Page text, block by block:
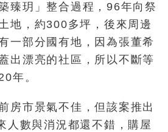
臻玥」整合過程，96年向祭
地，約300多坪，後來周邊
一部分國有地，因為張董希
出漂亮的社區，所以不斷等
年。
房市景氣不佳，但該案推出
人數與消況都還不錯，購屋